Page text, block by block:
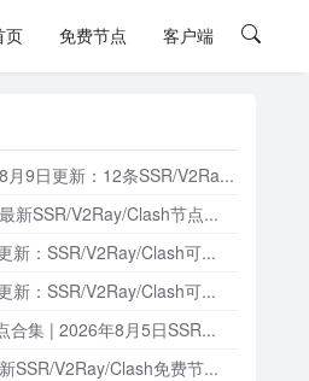
页 免费节点 客户端
月9日更新：12条SSR/V2Ra...
新SSR/V2Ray/Clash节点...
新：SSR/V2Ray/Clash可...
新：SSR/V2Ray/Clash可...
合集 | 2026年8月5日SSR...
SSR/V2Ray/Clash免费节...